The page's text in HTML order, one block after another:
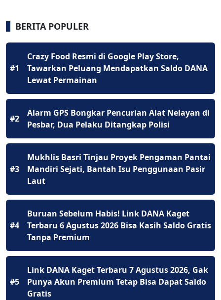
BERITA POPULER
#1
Crazy Food Resmi di Google Play Store,
Tawarkan Peluang Mendapatkan Saldo DANA
Lewat Permainan
#2
Alarm GPS Bongkar Pencurian Alat Nelayan di
Pesbar, Dua Pelaku Ditangkap Polisi
#3
Mukhlis Basri Tinjau Proyek Pengaman Pantai
Mandiri Sejati, Bantah Isu Penggunaan Pasir
Laut
#4
Buruan Sebelum Habis! Link DANA Kaget
Terbaru 6 Agustus 2026 Bisa Kasih Saldo Gratis
Tanpa Premium
#5
Link DANA Kaget Terbaru 7 Agustus 2026, Gak
Punya Akun Premium Tetap Bisa Dapat Saldo
Gratis